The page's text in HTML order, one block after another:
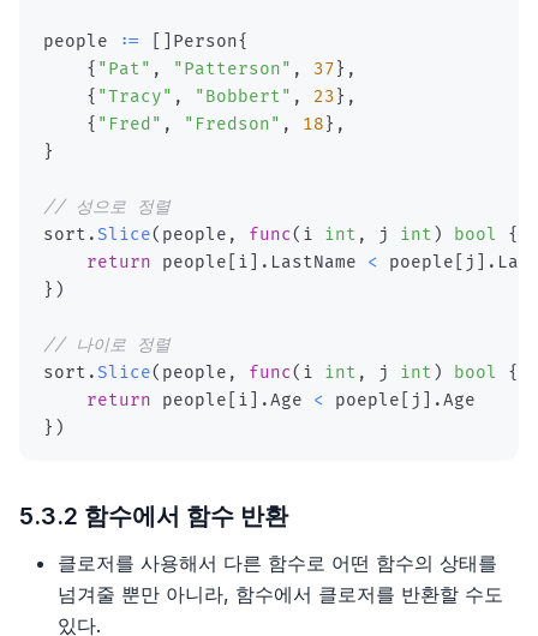
people := Person{
{ "Pat" , "Patterson" , 37} ,
{ "Tracy" , "Bobbert" , 23} ,
{ "Fred" , "Fredson" , 18} ,
}
// 성으로 정렬
sort . Slice( people , func( i int , j int ) bool
{
return people i . LastName < poeple j
.
} )
// 나이로 정렬
sort . Slice( people , func( i int , j int ) bool
{
return people i .Age < poeple j .
} )
5.3.2 함수에서 함수 반환
클로저를 사용해서 다른 함수로 어떤 함수의 상태를
넘겨줄 뿐만 아니라, 함수에서 클로저를 반환할 수도
있다.